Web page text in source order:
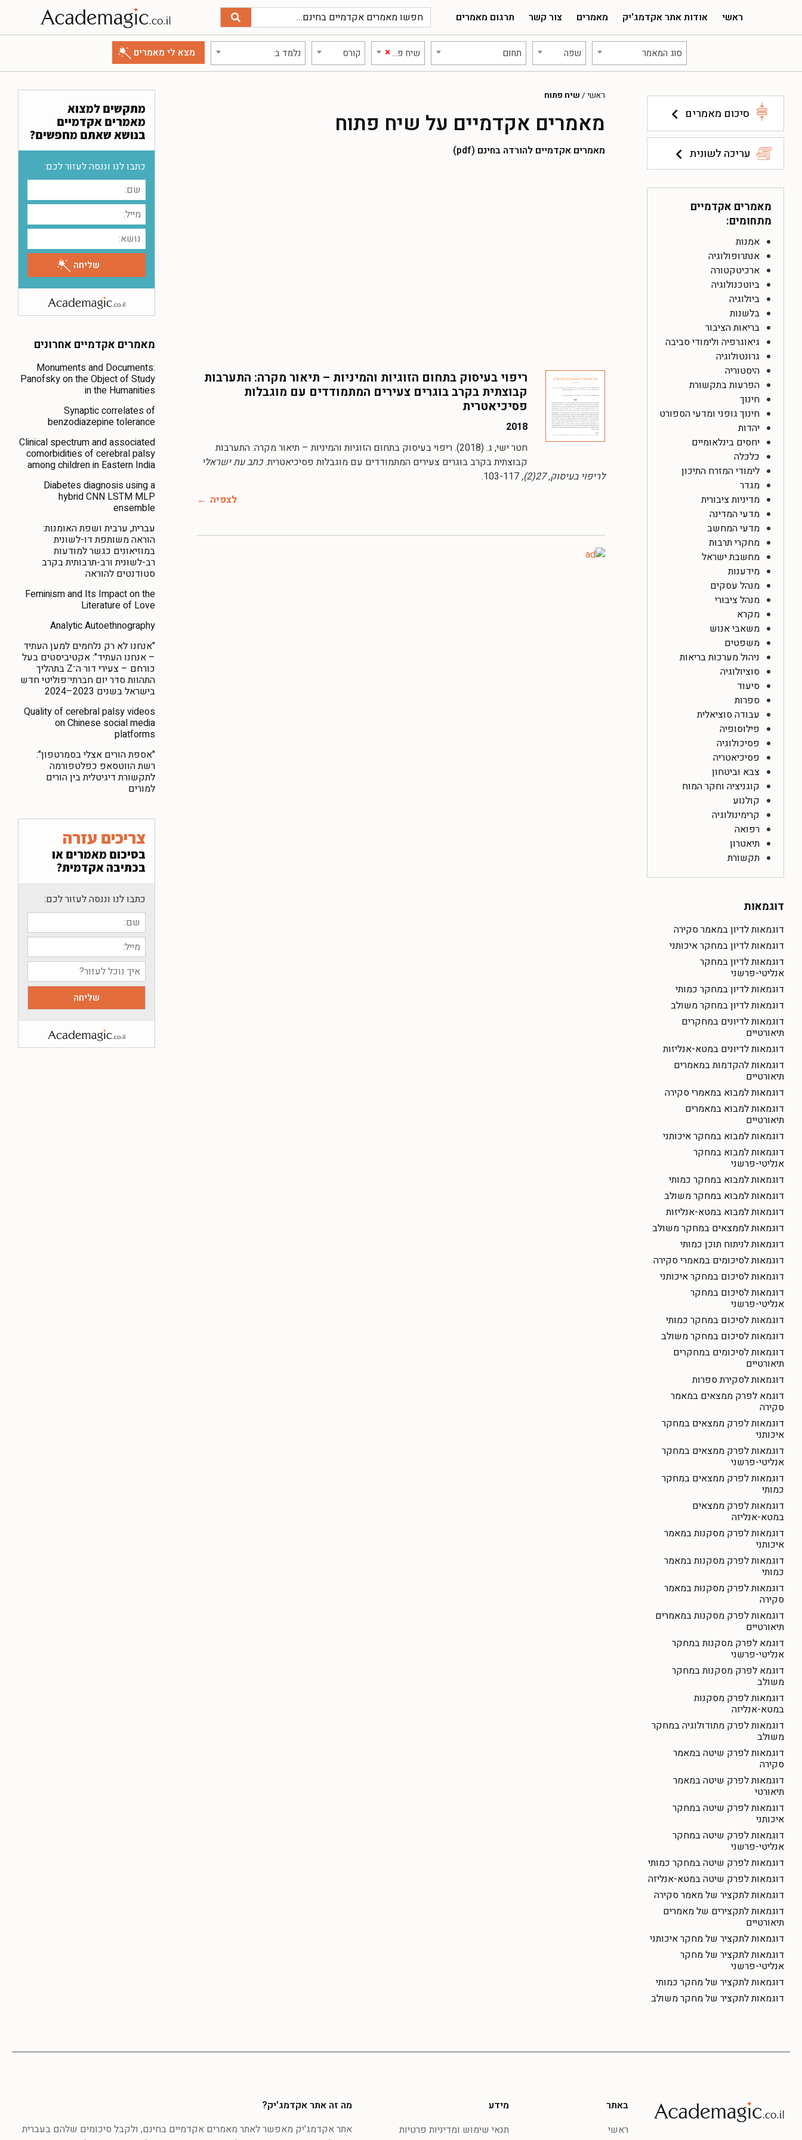
ראשי אודות אתר אקדמג'יק מאמרים צור קשר תרגום מאמרים
סוג המאמר שפה תחום ×שיח פתוח קורס נלמד ב:
סיכום מאמרים
עריכה לשונית
מאמרים אקדמיים
מתחומים:
אמנות
אנתרופולוגיה
ארכיטקטורה
ביוטכנולוגיה
ביולוגיה
בלשנות
בריאות הציבור
גיאוגרפיה ולימודי סביבה
גרונטולוגיה
היסטוריה
הפרעות בתקשורת
חינוך
חינוך גופני ומדעי הספורט
יהדות
יחסים בינלאומיים
כלכלה
לימודי המזרח התיכון
מגדר
מדיניות ציבורית
מדעי המדינה
מדעי המחשב
מחקרי תרבות
מחשבת ישראל
מידענות
מנהל עסקים
מנהל ציבורי
מקרא
משאבי אנוש
משפטים
ניהול מערכות בריאות
סוציולוגיה
סיעוד
ספרות
עבודה סוציאלית
פילוסופיה
פסיכולוגיה
פסיכיאטריה
צבא וביטחון
קוגניציה וחקר המוח
קולנוע
קרימינולוגיה
רפואה
תיאטרון
תקשורת
דוגמאות
דוגמאות לדיון במאמר סקירה
דוגמאות לדיון במחקר איכותני
דוגמאות לדיון במחקר
אנליטי-פרשני
דוגמאות לדיון במחקר כמותי
דוגמאות לדיון במחקר משולב
דוגמאות לדיונים במחקרים
תיאורטיים
דוגמאות לדיונים במטא-אנליזות
דוגמאות להקדמות במאמרים
תיאורטיים
דוגמאות למבוא במאמרי סקירה
דוגמאות למבוא במאמרים
תיאורטיים
דוגמאות למבוא במחקר איכותני
דוגמאות למבוא במחקר
אנליטי-פרשני
דוגמאות למבוא במחקר כמותי
דוגמאות למבוא במחקר משולב
דוגמאות למבוא במטא-אנליזות
דוגמאות לממצאים במחקר משולב
דוגמאות לניתוח תוכן כמותי
דוגמאות לסיכומים במאמרי סקירה
דוגמאות לסיכום במחקר איכותני
דוגמאות לסיכום במחקר
אנליטי-פרשני
דוגמאות לסיכום במחקר כמותי
דוגמאות לסיכום במחקר משולב
דוגמאות לסיכומים במחקרים
תיאורטיים
דוגמאות לסקירת ספרות
דוגמא לפרק ממצאים במאמר
סקירה
דוגמאות לפרק ממצאים במחקר
איכותני
דוגמאות לפרק ממצאים במחקר
אנליטי-פרשני
דוגמאות לפרק ממצאים במחקר
כמותי
דוגמאות לפרק ממצאים
במטא-אנליזה
דוגמאות לפרק מסקנות במאמר
איכותני
דוגמאות לפרק מסקנות במאמר
כמותי
דוגמאות לפרק מסקנות במאמר
סקירה
דוגמאות לפרק מסקנות במאמרים
תיאורטיים
דוגמא לפרק מסקנות במחקר
אנליטי-פרשני
דוגמא לפרק מסקנות במחקר
משולב
דוגמאות לפרק מסקנות
במטא-אנליזה
דוגמאות לפרק מתודולוגיה במחקר
משולב
דוגמאות לפרק שיטה במאמר
סקירה
דוגמאות לפרק שיטה במאמר
תיאורטי
דוגמאות לפרק שיטה במחקר
איכותני
דוגמאות לפרק שיטה במחקר
אנליטי-פרשני
דוגמאות לפרק שיטה במחקר כמותי
דוגמאות לפרק שיטה במטא-אנליזה
דוגמאות לתקציר של מאמר סקירה
דוגמאות לתקצירים של מאמרים
תיאורטיים
דוגמאות לתקציר של מחקר איכותני
דוגמאות לתקציר של מחקר
אנליטי-פרשני
דוגמאות לתקציר של מחקר כמותי
דוגמאות לתקציר של מחקר משולב
ראשי / שיח פתוח
מאמרים אקדמיים על שיח פתוח
מאמרים אקדמיים להורדה בחינם (pdf)
ריפוי בעיסוק בתחום הזוגיות והמיניות – תיאור מקרה: התערבות
קבוצתית בקרב בוגרים צעירים המתמודדים עם מוגבלות
פסיכיאטרית
2018
חטר ישי, ג. (2018). ריפוי בעיסוק בתחום הזוגיות והמיניות – תיאור מקרה: התערבות
קבוצתית בקרב בוגרים צעירים המתמודדים עם מוגבלות פסיכיאטרית.כתב עת ישראלי
לריפוי בעיסוק, 27(2),
לצפיה
מתקשים למצוא
מאמרים אקדמיים
בנושא שאתם מחפשים?
כתבו לנו וננסה לעזור לכם:
מאמרים אקדמיים אחרונים
Monuments and Documents:
Panofsky on the Object of Study
in the Humanities
Synaptic correlates of
benzodiazepine tolerance
Clinical spectrum and associated
comorbidities of cerebral palsy
among children in Eastern India
Diabetes diagnosis using a
hybrid CNN LSTM MLP
ensemble
עברית, ערבית ושפת האומנות:
הוראה משותפת דו-לשונית
במוזיאונים כגשר למודעות
רב-לשונית ורב-תרבותית בקרב
סטודנטים להוראה
Feminism and Its Impact on the
Literature of Love
Analytic Autoethnography
"אנחנו לא רק נלחמים למען העתיד
– אנחנו העתיד": אקטיביסטים בעל
כורחם – צעירי דור ה־Z בתהליך
התהוות סדר יום חברתי־פוליטי חדש
בישראל בשנים 2023–2024
Quality of cerebral palsy videos
on Chinese social media
platforms
"אספת הורים אצלי בסמרטפון":
רשת הווטסאפ כפלטפורמה
לתקשורת דיגיטלית בין הורים
למורים
צריכים עזרה
בסיכום מאמרים או
בכתיבה אקדמית?
כתבו לנו וננסה לעזור לכם:
באתר
ראשי
מידע
תנאי שימוש ומדיניות פרטיות
מה זה אתר אקדמג'יק?
אתר אקדמג'יק מאפשר לאתר מאמרים אקדמיים בחינם, ולקבל סיכומים שלהם בעברית